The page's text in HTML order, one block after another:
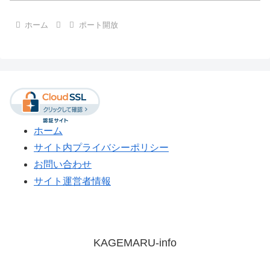
ホーム ポート開放
ホーム
サイト内プライバシーポリシー
お問い合わせ
サイト運営者情報
KAGEMARU-info